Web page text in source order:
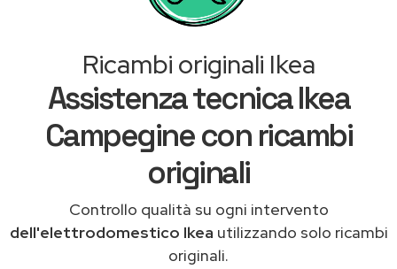
Ricambi originali Ikea
Assistenza tecnica Ikea
Campegine con ricambi
originali
Controllo qualità su ogni intervento
dell'elettrodomestico Ikea utilizzando solo ricambi
originali.